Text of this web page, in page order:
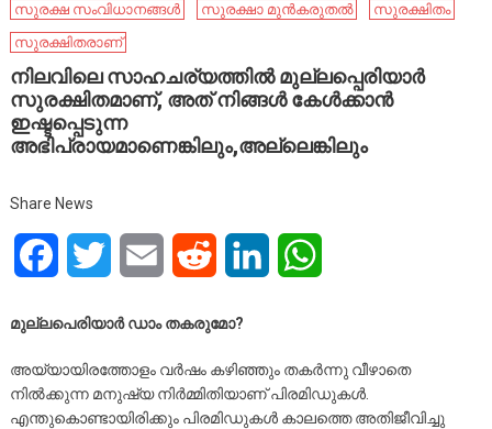
സുരക്ഷ സംവിധാനങ്ങൾ
സുരക്ഷാ മുൻകരുതൽ
സുരക്ഷിതം
സുരക്ഷിതരാണ്
നിലവിലെ സാഹചര്യത്തിൽ മുല്ലപ്പെരിയാർ
സുരക്ഷിതമാണ്, അത് നിങ്ങൾ കേൾക്കാൻ
ഇഷ്ടപ്പെടുന്ന
അഭിപ്രായമാണെങ്കിലും,അല്ലെങ്കിലും
Share News
FacebookTwitter Email Reddit LinkedIn
മുല്ലപെരിയാർ ഡാം തകരുമോ?
അയ്യായിരത്തോളം വർഷം കഴിഞ്ഞും തകർന്നു വീഴാതെ
നിൽക്കുന്ന മനുഷ്യ നിർമ്മിതിയാണ് പിരമിഡുകൾ.
എന്തുകൊണ്ടായിരിക്കും പിരമിഡുകൾ കാലത്തെ അതിജീവിച്ചു